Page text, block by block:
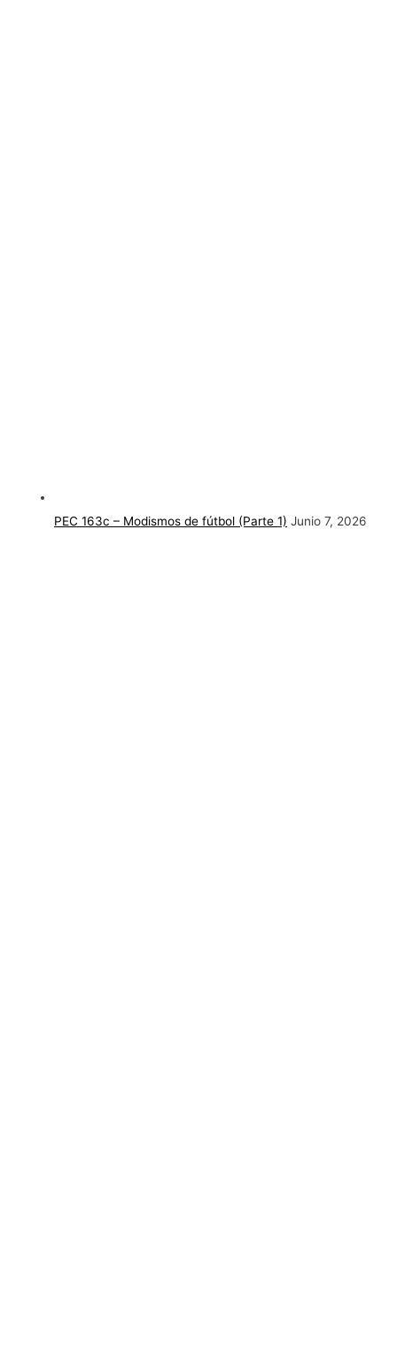
PEC 163c – Modismos de fútbol (Parte 1) Junio 7, 2026